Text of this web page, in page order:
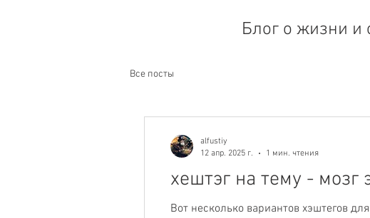
Блог о жизни и
Все посты
хештэг на тему - мозг
Вот несколько вариантов хэштегов
alfustiy
12 апр. 2025 г.
1 мин. чтения